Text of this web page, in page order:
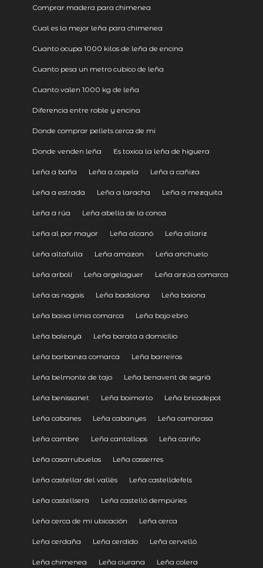
Comprar madera para chimenea
Cual es la mejor leña para chimenea
Cuanto ocupa 1000 kilos de leña de encina
Cuanto pesa un metro cubico de leña
Cuanto valen 1000 kg de leña
Diferencia entre roble y encina
Donde comprar pellets cerca de mi
Donde venden leña Es toxica la leña de higuera
Leña a baña Leña a capela Leña a cañiza
Leña a estrada Leña a laracha Leña a mezquita
Leña a rúa Leña abella de la conca
Leña al por mayor Leña alcanó Leña allariz
Leña altafulla Leña amazon Leña anchuelo
Leña arbolí Leña argelaguer Leña arzúa comarca
Leña as nogais Leña badalona Leña baiona
Leña baixa limia comarca Leña bajo ebro
Leña balenyà Leña barata a domicilio
Leña barbanza comarca Leña barreiros
Leña belmonte de tajo Leña benavent de segrià
Leña benissanet Leña boimorto Leña bricodepot
Leña cabanes Leña cabanyes Leña camarasa
Leña cambre Leña cantallops Leña cariño
Leña casarrubuelos Leña casserres
Leña castellar del vallès Leña castelldefels
Leña castellserà Leña castelló dempúries
Leña cerca de mi ubicación Leña cerca
Leña cerdaña Leña cerdido Leña cervelló
Leña chimenea Leña ciurana Leña colera